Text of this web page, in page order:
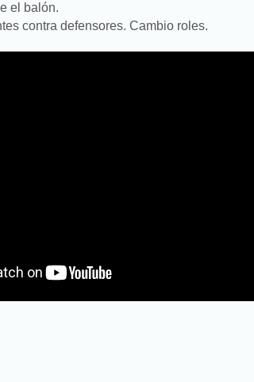
el balón.
contra defensores. Cambio roles.